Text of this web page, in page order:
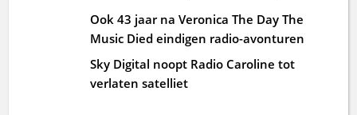
Ook 43 jaar na Veronica The Day The
Music Died eindigen radio-avonturen
Sky Digital noopt Radio Caroline tot
verlaten satelliet